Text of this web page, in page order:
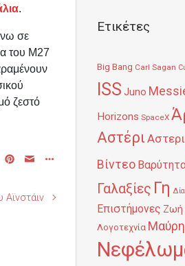
.
σε
του Μ27
ζεστό
Ετικέτες
Big Bang Carl Sagan
ISS Juno
Horizons SpaceX
Αστέρι
Βίντεο
Γαλαξίες Γη
Επιστήμονες Ζωή
Λογοτεχνία